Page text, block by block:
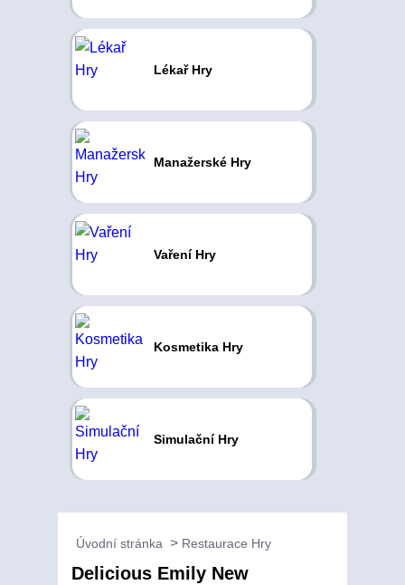
Lékař Hry
Manažerské Hry
Vaření Hry
Kosmetika Hry
Simulační Hry
Úvodní stránka Restaurace Hry
Delicious Emily New